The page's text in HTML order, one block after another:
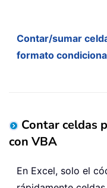
Contar/sumar
formato
Contar celdas
con VBA
En Excel, solo el